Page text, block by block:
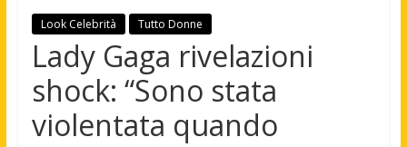
Look Celebrità Tutto Donne
Lady Gaga rivelazioni
shock: “Sono stata
violentata quando